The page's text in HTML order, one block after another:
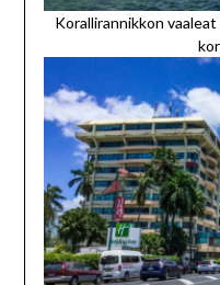
Korallirannikkon